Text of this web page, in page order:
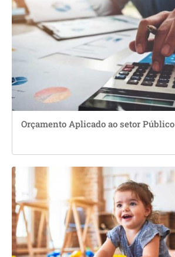
Orçamento Aplicado ao setor Público